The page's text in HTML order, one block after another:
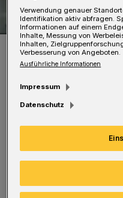
Blumen für Dr. Annika
Geschäftsführerin der Junior
Ziegler und Dr. Ariane Staab.
„Wir gratulieren
herzlich und sind
und mich nun noch
Verwendung genauer
Identifikation aktiv abfragen.
Informationen auf einem
Inhalte, Messung von
Inhalten,
Verbesserung von Angeboten.
Ausführliche Informationen
Impressum
Datenschutz